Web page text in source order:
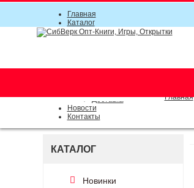
Главная
Каталог
Прайс-листы
Доставка
Новости
Контакты
Главная
КАТАЛОГ
Новинки